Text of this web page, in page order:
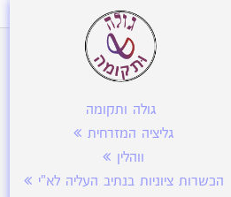
גולה ותקומה
גליציה המזרחית
ווהלין
הכשרות ציוניות בנתיב העליה לא"י